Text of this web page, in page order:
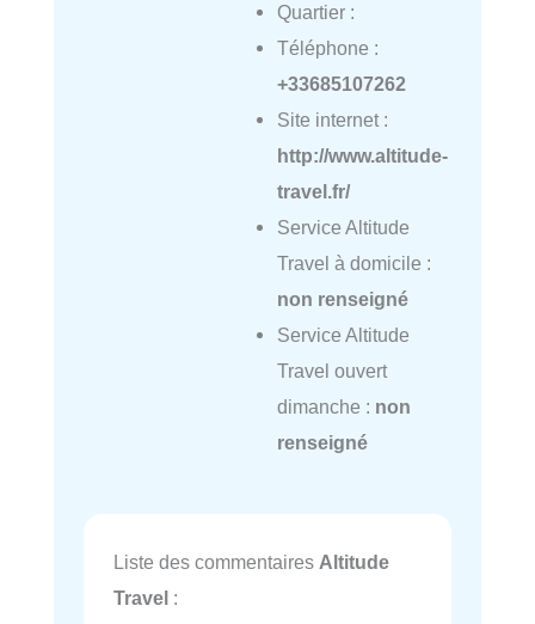
Quartier :
Téléphone :
+33685107262
Site internet :
http://www.altitude-
travel.fr/
Service Altitude
Travel à domicile :
non renseigné
Service Altitude
Travel ouvert
dimanche : non
renseigné
Liste des commentaires Altitude
Travel :